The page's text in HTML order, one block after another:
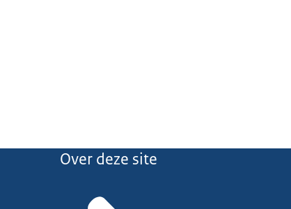
Over deze site